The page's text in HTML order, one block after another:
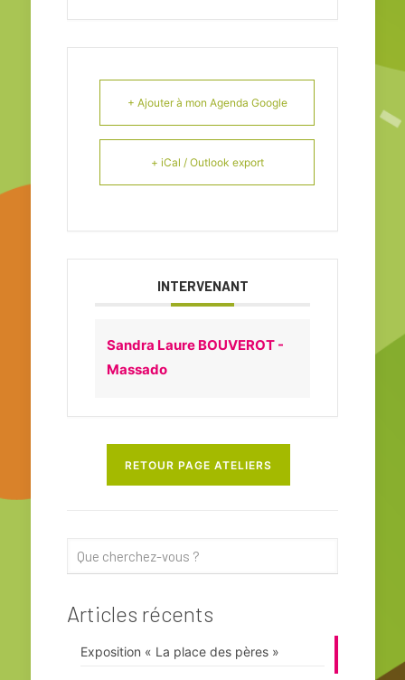
+ Ajouter à mon Agenda Google
+ iCal / Outlook export
INTERVENANT
Sandra Laure BOUVEROT -
Massado
RETOUR PAGE ATELIERS
Articles récents
Exposition « La place des pères »